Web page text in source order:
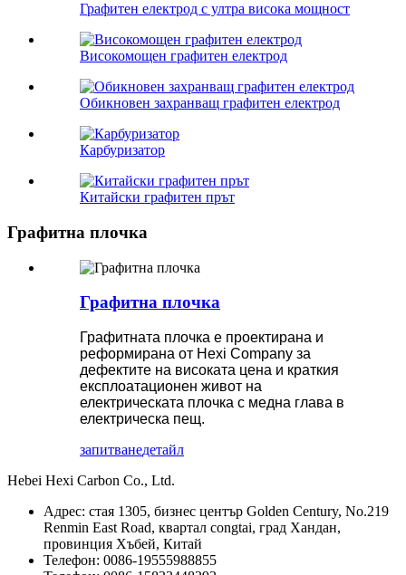
Графитен електрод с ултра висока мощност
Високомощен графитен електрод
Обикновен захранващ графитен електрод
Карбуризатор
Китайски графитен прът
Графитна плочка
Графитна плочка
Графитната плочка е проектирана и
реформирана от Hexi Company за
дефектите на високата цена и краткия
експлоатационен живот на
електрическата плочка с медна глава в
електрическа пещ.
запитванедетайл
Hebei Hexi Carbon Co., Ltd.
Адрес: стая 1305, бизнес център Golden Century, No.219
Renmin East Road, квартал congtai, град Хандан,
провинция Хъбей, Китай
Телефон: 0086-19555988855